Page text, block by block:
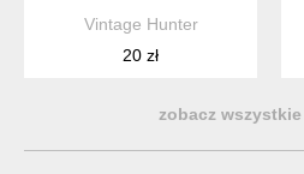
Vintage Hunter
20 zł
zobacz